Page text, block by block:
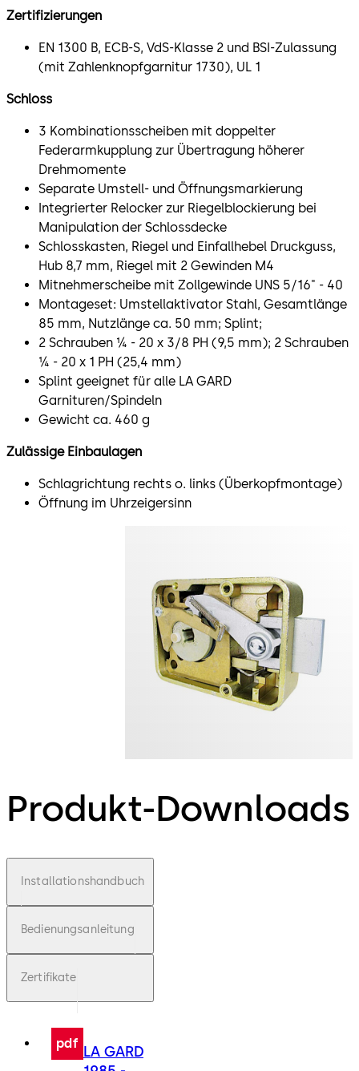
Zertifizierungen
EN 1300 B, ECB-S, VdS-Klasse 2 und BSI-Zulassung
(mit Zahlenknopfgarnitur 1730), UL 1
Schloss
3 Kombinationsscheiben mit doppelter
Federarmkupplung zur Übertragung höherer
Drehmomente
Separate Umstell- und Öffnungsmarkierung
Integrierter Relocker zur Riegelblockierung bei
Manipulation der Schlossdecke
Schlosskasten, Riegel und Einfallhebel Druckguss,
Hub 8,7 mm, Riegel mit 2 Gewinden M4
Mitnehmerscheibe mit Zollgewinde UNS 5/16" - 40
Montageset: Umstellaktivator Stahl, Gesamtlänge
85 mm, Nutzlänge ca. 50 mm; Splint;
2 Schrauben ¼ - 20 x 3/8 PH (9,5 mm); 2 Schrauben
¼ - 20 x 1 PH (25,4 mm)
Splint geeignet für alle LA GARD
Garnituren/Spindeln
Gewicht ca. 460 g
Zulässige Einbaulagen
Schlagrichtung rechts o. links (Überkopfmontage)
Öffnung im Uhrzeigersinn
Produkt-Downloads
Installationshandbuch
Bedienungsanleitung
Zertifikate
pdf LA GARD